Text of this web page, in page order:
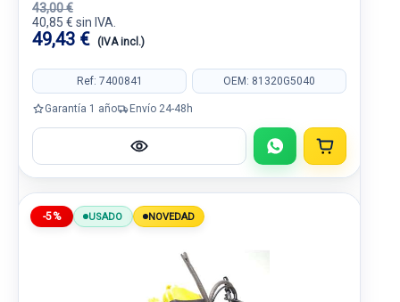
43,00 €
40,85 € sin IVA.
49,43 € (IVA incl.)
Ref: 7400841 OEM: 81320G5040
Garantía 1 año Envío 24-48h
-5% USADO NOVEDAD